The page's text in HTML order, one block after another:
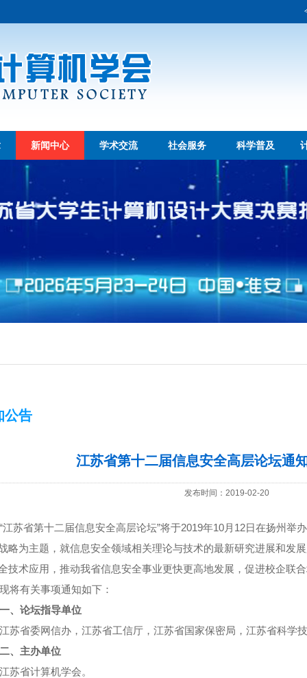
新闻中心 学术交流 社会服务 科学普及
公告
江苏省第十二届信息安全高层论坛通
发布时间：2019-02-20
江苏省第十二届信息安全高层论坛”将于2019年10月 12日在扬州举办
略为主题，就信息安全领域相关理论与技术的最新研究进展和发
技术应用，推动我省信息安全事业更快更高地发展，促进校企联合
将有关事项通知如下：
、论坛指导单位
苏省委网信办，江苏省工信厅，江苏省国家保密局，江苏省科学技
、主办单位
苏省计算机学会。